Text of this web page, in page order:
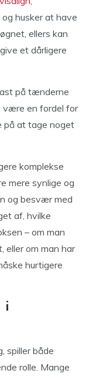
husker at have
ellers kan
et dårligere
på tænderne
være en fordel for
på at tage noget
komplekse
mere synlige og
og besvær med
af, hvilke
– om man
eller om man har
hurtigere
i
spiller både
rolle. Mange